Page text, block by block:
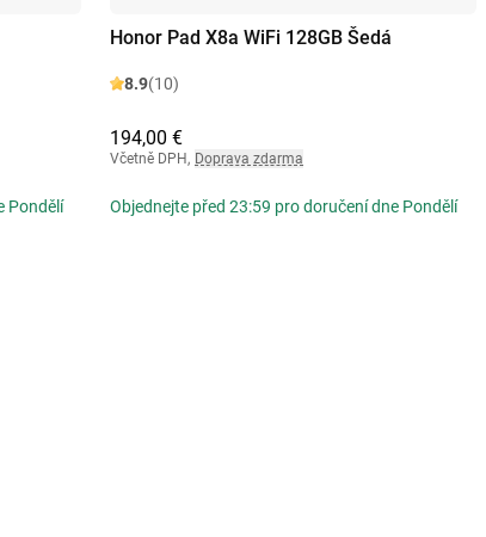
Pondělí
Honor Pad X8a WiFi 128GB Šedá
8.9(10)
194,00 €
Včetně DPH, Doprava zdarma
Objednejte před 23:59 pro doručení dne Pondělí